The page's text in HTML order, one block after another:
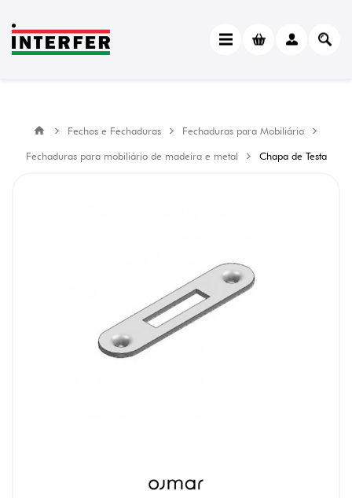
Fechos e Fechaduras
Fechaduras para Mobiliário
Fechaduras para mobiliário de madeira e metal
Chapa de Testa